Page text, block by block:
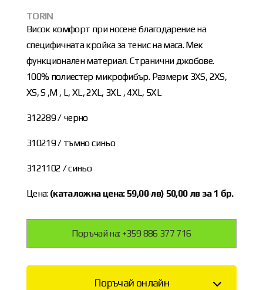
TORIN
Висок комфорт при носене благодарение на
специфичната кройка за тенис на маса. Мек
функционален материал. Странични джобове.
100% полиестер микрофибър. Размери: 3XS, 2XS,
XS, S ,M , L, XL, 2XL, 3XL , 4XL, 5XL
312289 / черно
310219 / тъмно синьо
3121102 / синьо
Цена: (каталожна цена:59,00 лв) 50,00 лв за 1 бр.
Поръчай на: +359 886 377 716
Поръчай онлайн